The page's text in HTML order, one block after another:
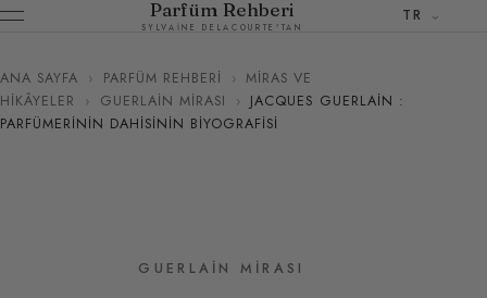
Parfüm Rehberi
SYLVAINE DELACOURTE'TAN
TR
ANA SAYFA › PARFÜM REHBERI › MIRAS VE
HIKÂYELER
› GUERLAIN MIRASI › JACQUES GUERLAIN :
PARFÜMERININ DAHISININ BIYOGRAFISI
GUERLAIN MIRASI